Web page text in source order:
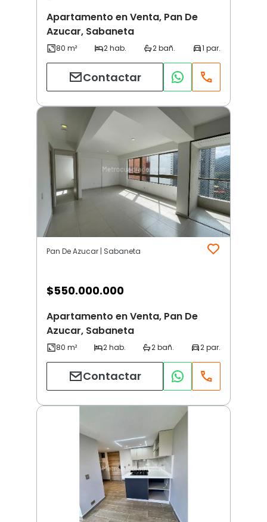
Apartamento en Venta, Pan De
Azucar, Sabaneta
Contactar
Pan De Azucar | Sabaneta
$550.000.000
Apartamento en Venta, Pan De
Azucar, Sabaneta
Contactar